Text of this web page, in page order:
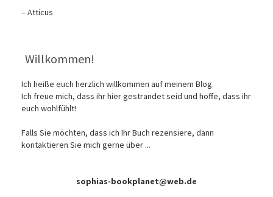
– Atticus
Willkommen!
Ich heiße euch herzlich willkommen auf meinem Blog.
Ich freue mich, dass ihr hier gestrandet seid und hoffe, dass ihr
euch wohlfühlt!
Falls Sie möchten, dass ich Ihr Buch rezensiere, dann
kontaktieren Sie mich gerne über ...
sophias-bookplanet@web.de